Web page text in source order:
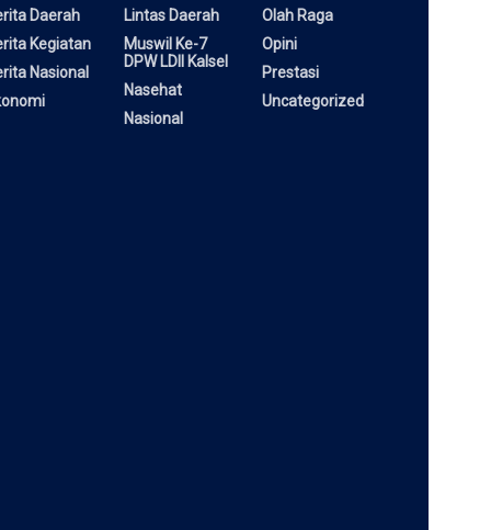
Daerah
Kegiatan
Nasional
Lintas Daerah
Muswil Ke-7
DPW LDII Kalsel
Nasehat
Nasional
Olah Raga
Opini
Prestasi
Uncategorized